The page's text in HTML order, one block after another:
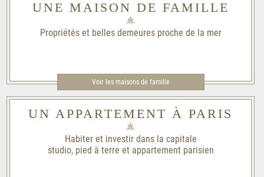
UNE MAISON DE FAMILLE
Propriétés et belles demeures proche de la mer
Voir les maisons de famille​
UN APPARTEMENT À PARIS
Habiter et investir dans la capitale
studio, pied à terre et appartement parisien